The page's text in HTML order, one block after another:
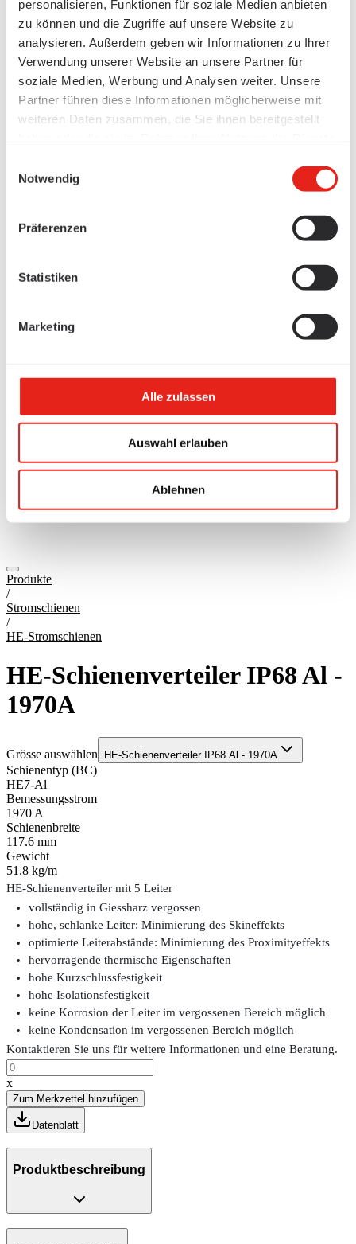
personalisieren, Funktionen für soziale Medien anbieten
zu können und die Zugriffe auf unsere Website zu
analysieren. Außerdem geben wir Informationen zu Ihrer
Verwendung unserer Website an unsere Partner für
soziale Medien, Werbung und Analysen weiter. Unsere
Partner führen diese Informationen möglicherweise mit
weiteren Daten zusammen, die Sie ihnen bereitgestellt
Notwendig
Präferenzen
Statistiken
Marketing
Alle zulassen
Auswahl erlauben
Ablehnen
Produkte
/
Stromschienen
/
HE-Stromschienen
HE-Schienenverteiler IP68 Al -
1970A
Grösse auswählen HE-Schienenverteiler IP68 Al - 1970A
Schienentyp (BC)
HE7-Al
Bemessungsstrom
1970 A
Schienenbreite
117.6 mm
Gewicht
51.8 kg/m
HE-Schienenverteiler mit 5 Leiter
vollständig in Giessharz vergossen
hohe, schlanke Leiter: Minimierung des Skineffekts
optimierte Leiterabstände: Minimierung des Proximityeffekts
hervorragende thermische Eigenschaften
hohe Kurzschlussfestigkeit
hohe Isolationsfestigkeit
keine Korrosion der Leiter im vergossenen Bereich möglich
keine Kondensation im vergossenen Bereich möglich
Kontaktieren Sie uns für weitere Informationen und eine Beratung.
x
Zum Merkzettel hinzufügen
Datenblatt
Produktbeschreibung